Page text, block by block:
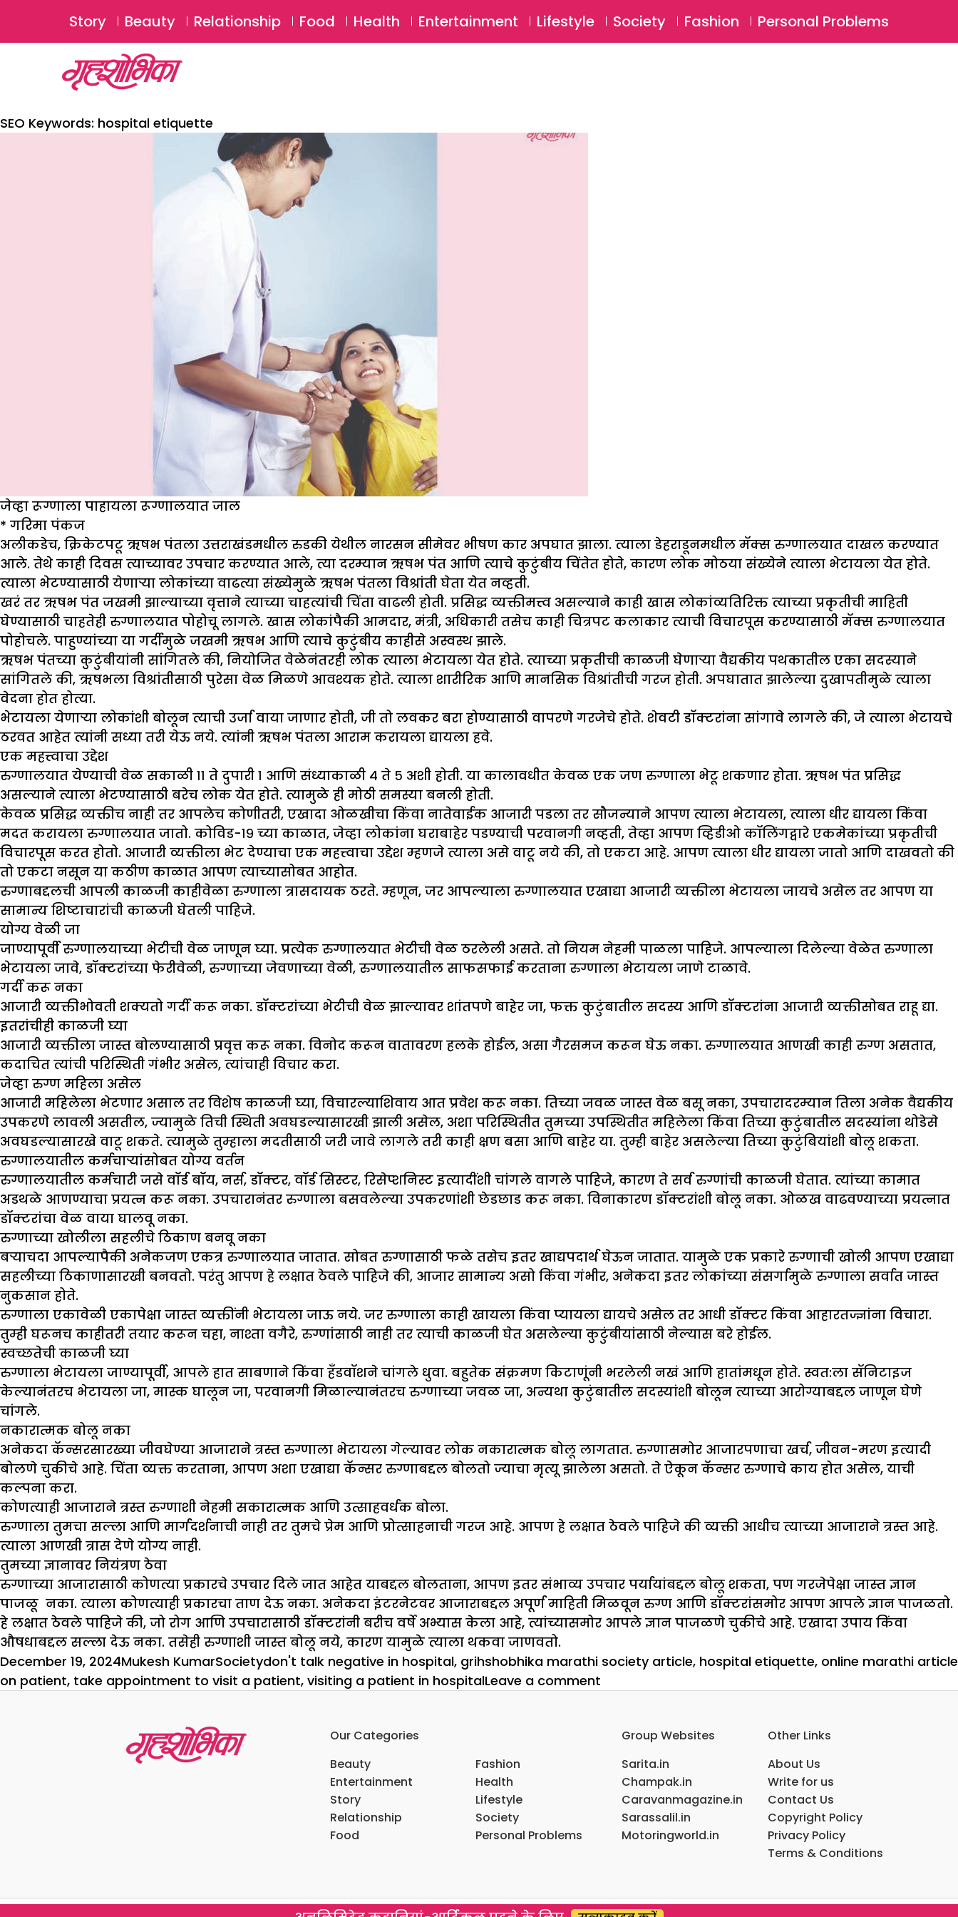
SUBSCRIBE Login ⚲
Story Beauty Relationship Food Health Entertainment Lifestyle Society Fashion Personal Problems
SEO Keywords: hospital etiquette
जेव्हा रूग्णाला पाहायला रूग्णालयात जाल
* गरिमा पंकज
अलीकडेच, क्रिकेटपटू ऋषभ पंतला उत्तराखंडमधील रुडकी येथील नारसन सीमेवर भीषण कार अपघात झाला. त्याला डेहराडूनमधील मॅक्स रुग्णालयात दाखल करण्यात
आले. तेथे काही दिवस त्याच्यावर उपचार करण्यात आले, त्या दरम्यान ऋषभ पंत आणि त्याचे कुटुंबीय चिंतेत होते, कारण लोक मोठया संख्येने त्याला भेटायला येत होते.
त्याला भेटण्यासाठी येणाऱ्या लोकांच्या वाढत्या संख्येमुळे ऋषभ पंतला विश्रांती घेता येत नव्हती.
खरं तर ऋषभ पंत जखमी झाल्याच्या वृत्ताने त्याच्या चाहत्यांची चिंता वाढली होती. प्रसिद्ध व्यक्तीमत्त्व असल्याने काही खास लोकांव्यतिरिक्त त्याच्या प्रकृतीची माहिती
घेण्यासाठी चाहतेही रुग्णालयात पोहोचू लागले. खास लोकांपैकी आमदार, मंत्री, अधिकारी तसेच काही चित्रपट कलाकार त्याची विचारपूस करण्यासाठी मॅक्स रुग्णालयात
पोहोचले. पाहुण्यांच्या या गर्दीमुळे जखमी ऋषभ आणि त्याचे कुटुंबीय काहीसे अस्वस्थ झाले.
ऋषभ पंतच्या कुटुंबीयांनी सांगितले की, नियोजित वेळेनंतरही लोक त्याला भेटायला येत होते. त्याच्या प्रकृतीची काळजी घेणाऱ्या वैद्यकीय पथकातील एका सदस्याने
सांगितले की, ऋषभला विश्रांतीसाठी पुरेसा वेळ मिळणे आवश्यक होते. त्याला शारीरिक आणि मानसिक विश्रांतीची गरज होती. अपघातात झालेल्या दुखापतीमुळे त्याला
वेदना होत होत्या.
भेटायला येणाऱ्या लोकांशी बोलून त्याची उर्जा वाया जाणार होती, जी तो लवकर बरा होण्यासाठी वापरणे गरजेचे होते. शेवटी डॉक्टरांना सांगावे लागले की, जे त्याला भेटायचे
ठरवत आहेत त्यांनी सध्या तरी येऊ नये. त्यांनी ऋषभ पंतला आराम करायला द्यायला हवे.
एक महत्त्वाचा उद्देश
रुग्णालयात येण्याची वेळ सकाळी ११ ते दुपारी १ आणि संध्याकाळी ४ ते ५ अशी होती. या कालावधीत केवळ एक जण रुग्णाला भेटू शकणार होता. ऋषभ पंत प्रसिद्ध
असल्याने त्याला भेटण्यासाठी बरेच लोक येत होते. त्यामुळे ही मोठी समस्या बनली होती.
केवळ प्रसिद्ध व्यक्तीच नाही तर आपलेच कोणीतरी, एखादा ओळखीचा किंवा नातेवाईक आजारी पडला तर सौजन्याने आपण त्याला भेटायला, त्याला धीर द्यायला किंवा
मदत करायला रुग्णालयात जातो. कोविड-१९ च्या काळात, जेव्हा लोकांना घराबाहेर पडण्याची परवानगी नव्हती, तेव्हा आपण व्हिडीओ कॉलिंगद्वारे एकमेकांच्या प्रकृतीची
विचारपूस करत होतो. आजारी व्यक्तीला भेट देण्याचा एक महत्त्वाचा उद्देश म्हणजे त्याला असे वाटू नये की, तो एकटा आहे. आपण त्याला धीर द्यायला जातो आणि दाखवतो की
तो एकटा नसून या कठीण काळात आपण त्याच्यासोबत आहोत.
रुग्णाबद्दलची आपली काळजी काहीवेळा रुग्णाला त्रासदायक ठरते. म्हणून, जर आपल्याला रुग्णालयात एखाद्या आजारी व्यक्तीला भेटायला जायचे असेल तर आपण या
सामान्य शिष्टाचारांची काळजी घेतली पाहिजे.
योग्य वेळी जा
जाण्यापूर्वी रुग्णालयाच्या भेटीची वेळ जाणून घ्या. प्रत्येक रुग्णालयात भेटीची वेळ ठरलेली असते. तो नियम नेहमी पाळला पाहिजे. आपल्याला दिलेल्या वेळेत रुग्णाला
भेटायला जावे, डॉक्टरांच्या फेरीवेळी, रुग्णाच्या जेवणाच्या वेळी, रुग्णालयातील साफसफाई करताना रुग्णाला भेटायला जाणे टाळावे.
गर्दी करू नका
आजारी व्यक्तीभोवती शक्यतो गर्दी करू नका. डॉक्टरांच्या भेटीची वेळ झाल्यावर शांतपणे बाहेर जा, फक्त कुटुंबातील सदस्य आणि डॉक्टरांना आजारी व्यक्तीसोबत राहू द्या.
इतरांचीही काळजी घ्या
आजारी व्यक्तीला जास्त बोलण्यासाठी प्रवृत्त करू नका. विनोद करून वातावरण हलके होईल, असा गैरसमज करून घेऊ नका. रुग्णालयात आणखी काही रुग्ण असतात,
कदाचित त्यांची परिस्थिती गंभीर असेल, त्यांचाही विचार करा.
जेव्हा रुग्ण महिला असेल
आजारी महिलेला भेटणार असाल तर विशेष काळजी घ्या, विचारल्याशिवाय आत प्रवेश करू नका. तिच्या जवळ जास्त वेळ बसू नका, उपचारादरम्यान तिला अनेक वैद्यकीय
उपकरणे लावली असतील, ज्यामुळे तिची स्थिती अवघडल्यासारखी झाली असेल, अशा परिस्थितीत तुमच्या उपस्थितीत महिलेला किंवा तिच्या कुटुंबातील सदस्यांना थोडेसे
अवघडल्यासारखे वाटू शकते. त्यामुळे तुम्हाला मदतीसाठी जरी जावे लागले तरी काही क्षण बसा आणि बाहेर या. तुम्ही बाहेर असलेल्या तिच्या कुटुंबियांशी बोलू शकता.
रुग्णालयातील कर्मचाऱ्यांसोबत योग्य वर्तन
रुग्णालयातील कर्मचारी जसे वॉर्ड बॉय, नर्स, डॉक्टर, वॉर्ड सिस्टर, रिसेप्शनिस्ट इत्यादींशी चांगले वागले पाहिजे, कारण ते सर्व रुग्णांची काळजी घेतात. त्यांच्या कामात
अडथळे आणण्याचा प्रयत्न करू नका. उपचारानंतर रुग्णाला बसवलेल्या उपकरणांशी छेडछाड करू नका. विनाकारण डॉक्टरांशी बोलू नका. ओळख वाढवण्याच्या प्रयत्नात
डॉक्टरांचा वेळ वाया घालवू नका.
रुग्णाच्या खोलीला सहलीचे ठिकाण बनवू नका
बऱ्याचदा आपल्यापैकी अनेकजण एकत्र रुग्णालयात जातात. सोबत रुग्णासाठी फळे तसेच इतर खाद्यपदार्थ घेऊन जातात. यामुळे एक प्रकारे रुग्णाची खोली आपण एखाद्या
सहलीच्या ठिकाणासारखी बनवतो. परंतु आपण हे लक्षात ठेवले पाहिजे की, आजार सामान्य असो किंवा गंभीर, अनेकदा इतर लोकांच्या संसर्गामुळे रुग्णाला सर्वात जास्त
नुकसान होते.
रुग्णाला एकावेळी एकापेक्षा जास्त व्यक्तींनी भेटायला जाऊ नये. जर रुग्णाला काही खायला किंवा प्यायला द्यायचे असेल तर आधी डॉक्टर किंवा आहारतज्ज्ञांना विचारा.
तुम्ही घरूनच काहीतरी तयार करून चहा, नाश्ता वगैरे, रुग्णांसाठी नाही तर त्याची काळजी घेत असलेल्या कुटुंबीयांसाठी नेल्यास बरे होईल.
स्वच्छतेची काळजी घ्या
रुग्णाला भेटायला जाण्यापूर्वी, आपले हात साबणाने किंवा हँडवॉशने चांगले धुवा. बहुतेक संक्रमण किटाणूंनी भरलेली नखं आणि हातांमधून होते. स्वत:ला सॅनिटाइज
केल्यानंतरच भेटायला जा, मास्क घालून जा, परवानगी मिळाल्यानंतरच रुग्णाच्या जवळ जा, अन्यथा कुटुंबातील सदस्यांशी बोलून त्याच्या आरोग्याबद्दल जाणून घेणे
चांगले.
नकारात्मक बोलू नका
अनेकदा कॅन्सरसारख्या जीवघेण्या आजाराने त्रस्त रुग्णाला भेटायला गेल्यावर लोक नकारात्मक बोलू लागतात. रुग्णासमोर आजारपणाचा खर्च, जीवन-मरण इत्यादी
बोलणे चुकीचे आहे. चिंता व्यक्त करताना, आपण अशा एखाद्या कॅन्सर रुग्णाबद्दल बोलतो ज्याचा मृत्यू झालेला असतो. ते ऐकून कॅन्सर रुग्णाचे काय होत असेल, याची
कल्पना करा.
कोणत्याही आजाराने त्रस्त रुग्णाशी नेहमी सकारात्मक आणि उत्साहवर्धक बोला.
रुग्णाला तुमचा सल्ला आणि मार्गदर्शनाची नाही तर तुमचे प्रेम आणि प्रोत्साहनाची गरज आहे. आपण हे लक्षात ठेवले पाहिजे की व्यक्ती आधीच त्याच्या आजाराने त्रस्त आहे.
त्याला आणखी त्रास देणे योग्य नाही.
तुमच्या ज्ञानावर नियंत्रण ठेवा
रुग्णाच्या आजारासाठी कोणत्या प्रकारचे उपचार दिले जात आहेत याबद्दल बोलताना, आपण इतर संभाव्य उपचार पर्यायांबद्दल बोलू शकता, पण गरजेपेक्षा जास्त ज्ञान
पाजळू नका. त्याला कोणत्याही प्रकारचा ताण देऊ नका. अनेकदा इंटरनेटवर आजाराबद्दल अपूर्ण माहिती मिळवून रुग्ण आणि डॉक्टरांसमोर आपण आपले ज्ञान पाजळतो.
हे लक्षात ठेवले पाहिजे की, जो रोग आणि उपचारासाठी डॉक्टरांनी बरीच वर्षे अभ्यास केला आहे, त्यांच्यासमोर आपले ज्ञान पाजळणे चुकीचे आहे. एखादा उपाय किंवा
औषधाबद्दल सल्ला देऊ नका. तसेही रुग्णाशी जास्त बोलू नये, कारण यामुळे त्याला थकवा जाणवतो.
Posted
on
December 19, 2024Author
Mukesh KumarCategories
SocietyTags
don't talk negative in hospital, grihshobhika marathi society article, hospital etiquette, online marathi article
on patient, take appointment to visit a patient, visiting a patient in hospitalLeave a comment
पाहायला
रूग्णालयात
जाल
Our Categories
Beauty
Entertainment
Story
Relationship
Food
Fashion
Health
Lifestyle
Society
Personal Problems
Group Websites
Sarita.in
Champak.in
Caravanmagazine.in
Sarassalil.in
Motoringworld.in
Other Links
About Us
Write for us
Contact Us
Copyright Policy
Privacy Policy
Terms & Conditions